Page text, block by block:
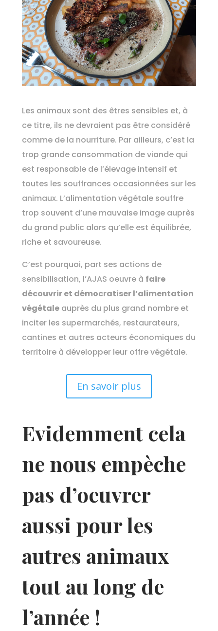
Les animaux sont des êtres sensibles et, à
ce titre, ils ne devraient pas être considéré
comme de la nourriture. Par ailleurs, c’est la
trop grande consommation de viande qui
est responsable de l’élevage intensif et
toutes les souffrances occasionnées sur les
animaux. L’alimentation végétale souffre
trop souvent d’une mauvaise image auprès
du grand public alors qu’elle est équilibrée,
riche et savoureuse.
C’est pourquoi, part ses actions de
sensibilisation, l’AJAS oeuvre à faire
découvrir et démocratiser l’alimentation
végétaleauprès du plus grand nombre et
inciter les supermarchés, restaurateurs,
cantines et autres acteurs économiques du
territoire à développer leur offre végétale.
En savoir plus
Evidemment cela
ne nous empèche
pas d’oeuvrer
aussi pour les
autres animaux
tout au long de
l’année !